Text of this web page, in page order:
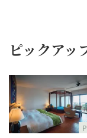
ピックアッ